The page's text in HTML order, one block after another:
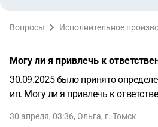
Вопросы Исполнительное
Могу ли я привлечь к
30.09.2025 было принято
ип. Могу ли я привлечь к
30 апреля, 03:36, Ольга, г. Томск